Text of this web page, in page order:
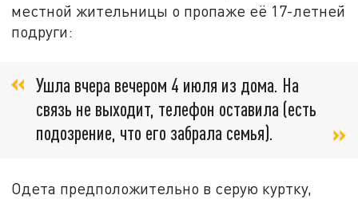
местной жительницы о пропаже её 17-летней
подруги:
Ушла вчера вечером 4 июля из дома. На
связь не выходит, телефон оставила (есть
подозрение, что его забрала семья).
Одета предположительно в серую куртку,